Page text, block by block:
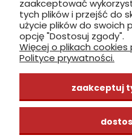
zaakceptować
tych plików i przejść do
użycie plików do swoich
opcję "Dostosuj zgody".
Więcej o plikach
Polityce prywatności.
zaakceptuj